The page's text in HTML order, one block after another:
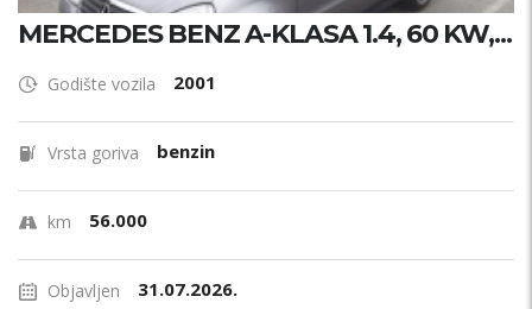
MERCEDES BENZ A-KLASA 1.4, 60 KW,...
Godište vozila 2001
Vrsta goriva benzin
km 56.000
Objavljen 31.07.2026.